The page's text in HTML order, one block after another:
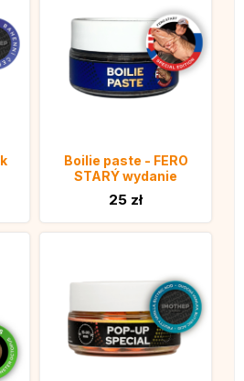
Boilie paste - FERO
STARÝ wydanie
25 zł